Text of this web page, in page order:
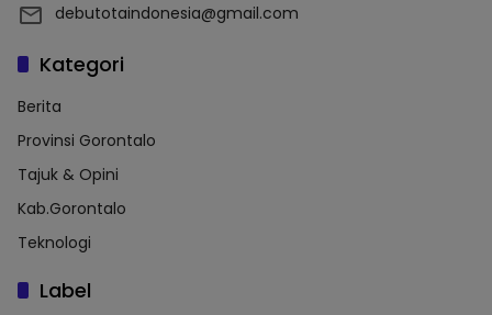
debutotaindonesia@gmail.com
Kategori
Berita
Provinsi Gorontalo
Tajuk & Opini
Kab.Gorontalo
Teknologi
Label